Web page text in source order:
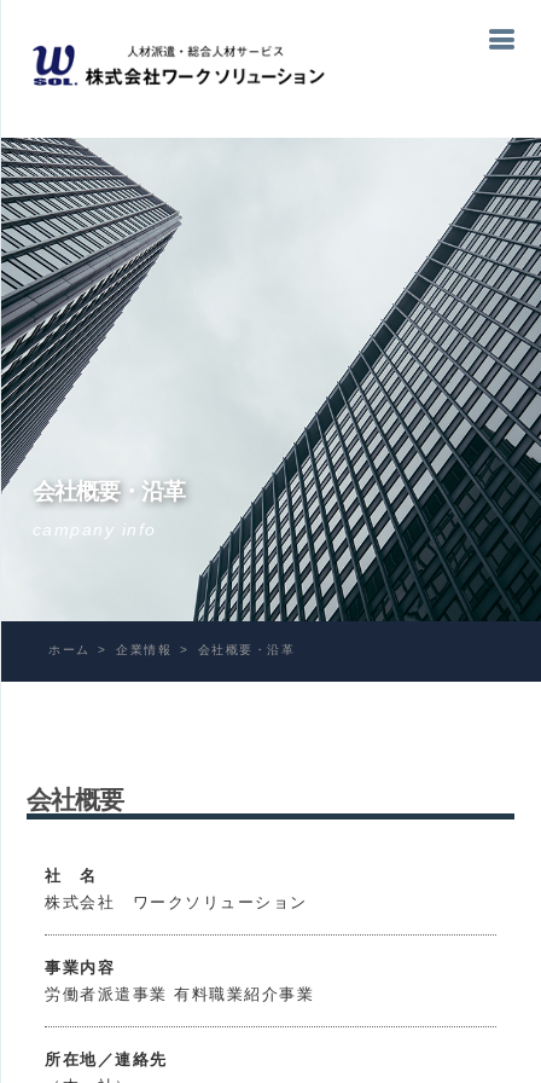
会社概要・沿革
campany info
ホーム 企業情報 会社概要・沿革
会社概要
社 名
株式会社 ワークソリューション
事業内容
労働者派遣事業 有料職業紹介事業
所在地／連絡先